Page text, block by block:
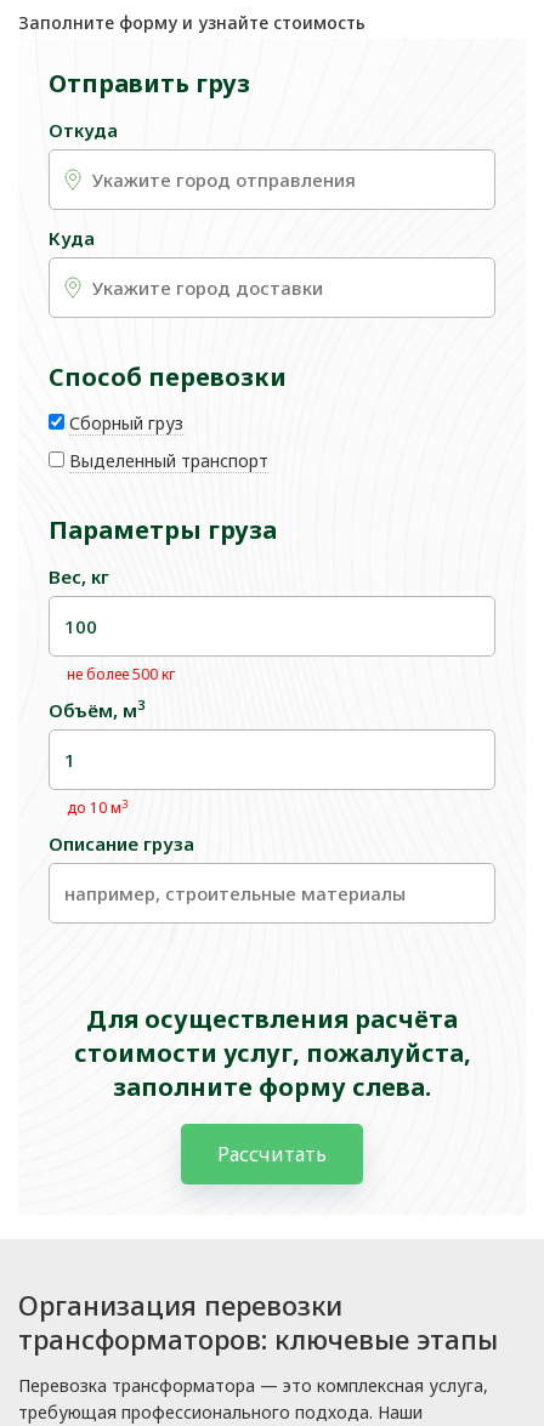
Заполните форму и узнайте стоимость
Отправить груз
Откуда
Куда
Способ перевозки
Сборный груз
Выделенный транспорт
Параметры груза
Вес, кг
не более 500 кг
Объём, м3
до 10 м3
Описание груза
Для осуществления расчёта
стоимости услуг, пожалуйста,
заполните форму слева.
Рассчитать
Организация перевозки
трансформаторов: ключевые этапы
Перевозка трансформатора — это комплексная услуга,
требующая профессионального подхода. Наши